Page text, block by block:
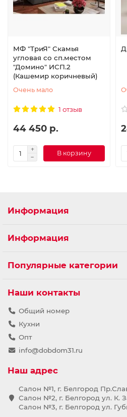
МФ "ТриЯ" Скамья
угловая со сп.местом
"Домино" ИСП.2
(Кашемир коричневый)
Очень мало
1 отзыв
44 450 р.
В корзину
Информация
Информация
Популярные категории
Наши контакты
Общий номер
Кухни
Опт
info@dobdom31.ru
Наш адрес
Салон №1, г. Белгород
Салон №2, г. Белгород ул. К.
Салон №3, г. Белгород ул.